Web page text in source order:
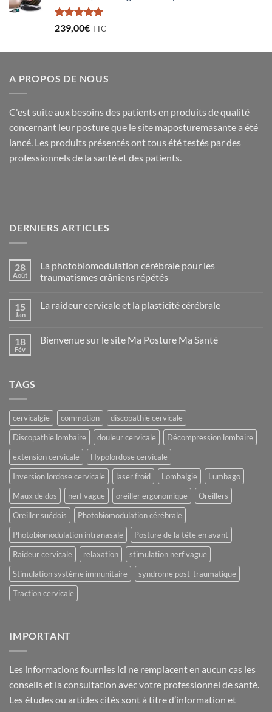
Note5.00
sur 5
239,00€TTC
A PROPOS DE NOUS
C'est suite aux besoins des patients en produits de qualité
concernant leur posture que le site maposturemasante a été
lancé. Les produits présentés ont tous été testés par des
professionnels de la santé et des patients.
DERNIERS ARTICLES
28
Août
La photobiomodulation cérébrale pour les
traumatismes crâniens répétés
sur
pour
les
15
Jan
La raideur cervicale et la plasticité cérébrale
La
18
Fév
Bienvenue sur le site Ma Posture Ma Santé
Posture
Ma
Santé
TAGS
cervicalgie commotion
discopathie cervicale
Discopathie lombaire
douleur cervicale
Décompression lombaire
extension cervicale
Hypolordose cervicale
Inversion lordose cervicale
laser froid Lombalgie
Lumbago
Maux de dos
nerf vague oreiller ergonomique
Oreillers
Oreiller suédois
Photobiomodulation cérébrale
Photobiomodulation intranasale
Posture de la tête en avant
Raideur cervicale
relaxation
stimulation nerf vague
Stimulation système immunitaire
syndrome post-traumatique
Traction cervicale
IMPORTANT
Les informations fournies ici ne remplacent en aucun cas les
conseils et la consultation avec votre professionnel de santé.
Les études ou articles cités sont à titre d’information et